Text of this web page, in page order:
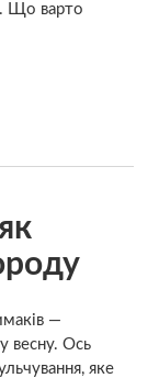
Що варто
—
весну. Ось
яке